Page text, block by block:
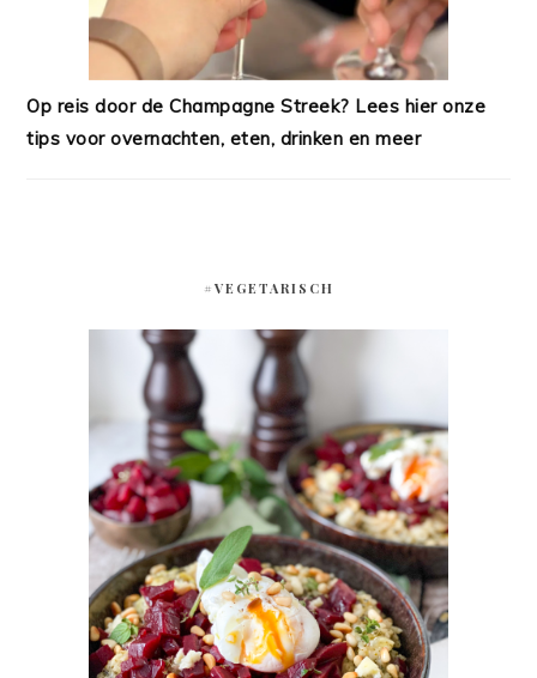
Op reis door de Champagne Streek? Lees hier onze
tips voor overnachten, eten, drinken en meer
#VEGETARISCH